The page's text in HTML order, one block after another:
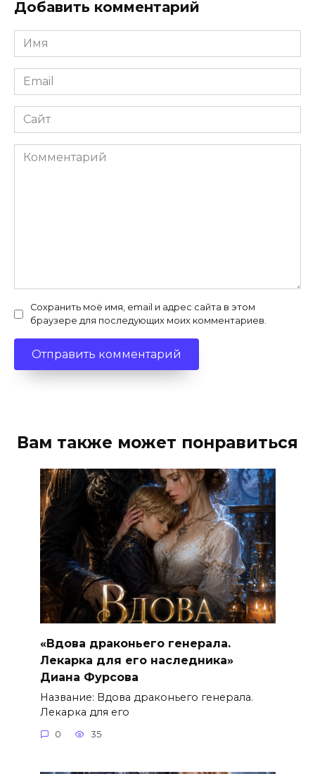
Добавить комментарий
Имя
*
Email
*
Сайт
Комментарий
Сохранить моё имя, email и адрес сайта в этом
браузере для последующих моих комментариев.
Вам также может понравиться
«Вдова драконьего генерала.
Лекарка для его наследника»
Диана Фурсова
Название: Вдова драконьего генерала.
Лекарка для его
0 35